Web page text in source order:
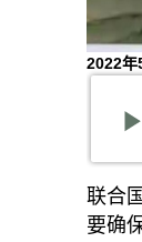
2022年
联合
要确